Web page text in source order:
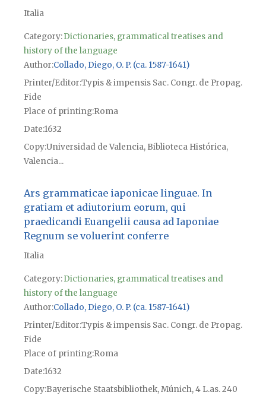
Italia
Category:Dictionaries, grammatical treatises and
history of the language
Author Collado, Diego, O. P. (ca. 1587-1641)
Printer/Editor Typis & impensis Sac. Congr. de Propag.
Fide
Place of printingRoma
Date1632
CopyUniversidad de Valencia, Biblioteca Histórica,
Valencia...
Ars grammaticae iaponicae linguae. In
gratiam et adiutorium eorum, qui
praedicandi Euangelii causa ad Iaponiae
Regnum se voluerint conferre
Italia
Category:Dictionaries, grammatical treatises and
history of the language
Author Collado, Diego, O. P. (ca. 1587-1641)
Printer/Editor Typis & impensis Sac. Congr. de Propag.
Fide
Place of printingRoma
Date1632
CopyBayerische Staatsbibliothek, Múnich, 4 L.as. 240